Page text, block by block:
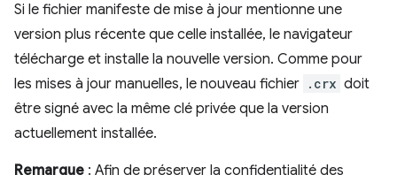
Si le fichier manifeste de mise à jour mentionne une
version plus récente que celle installée, le navigateur
télécharge et installe la nouvelle version. Comme pour
les mises à jour manuelles, le nouveau fichier .crx doit
être signé avec la même clé privée que la version
actuellement installée.
Remarque : Afin de préserver la confidentialité des